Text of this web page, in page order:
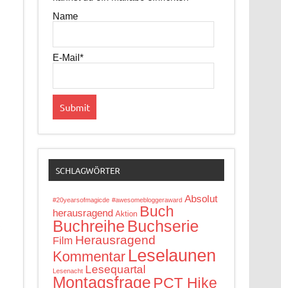
Name
E-Mail*
SCHLAGWÖRTER
#20yearsofmagicde #awesomebloggeraward Absolut
herausragend Aktion Buch
Buchreihe Buchserie
Film Herausragend
Kommentar Leselaunen
Lesenacht Lesequartal
Montagsfrage PCT Hike